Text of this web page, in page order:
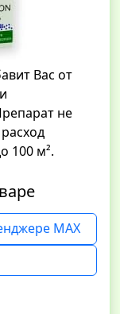
Вас от
не
100 м².
MAX